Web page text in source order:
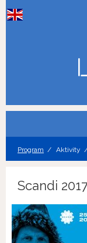
Program Aktivity
Scandi